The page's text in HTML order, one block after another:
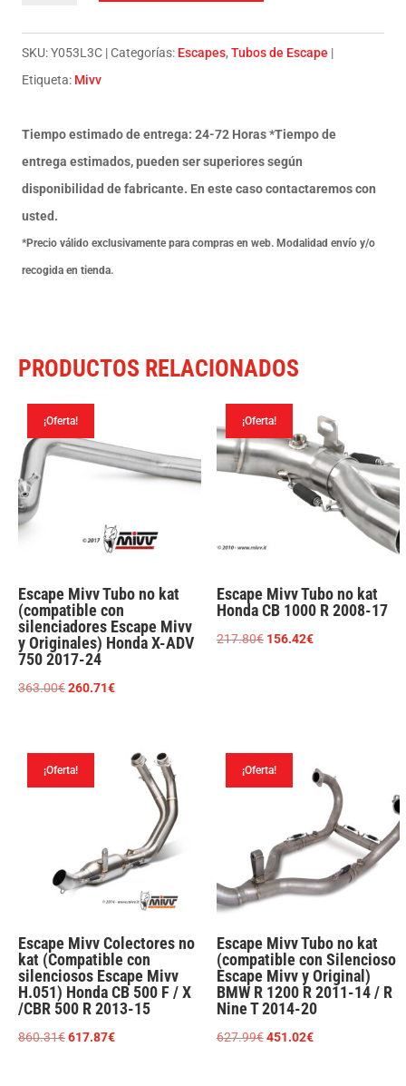
system
2x1
carbono
con
tapa
carbono
Yamaha
XSR
cantidad
SKU:Y053L3C Categorías: Escapes,Tubos de Escape
Etiqueta: Mivv
Tiempo estimado de entrega: 24-72 Horas *Tiempo de
entrega estimados, pueden ser superiores según
disponibilidad de fabricante. En este caso contactaremos con
usted.
*Precio válido exclusivamente para compras en web. Modalidad envío y/o
recogida en tienda.
PRODUCTOS RELACIONADOS
¡Oferta!
Escape Mivv Tubo no kat
(compatible con
silenciadores Escape Mivv
y Originales) Honda X-ADV
750 2017-24
363.00€El
era:
260.71€El
260.71€.
¡Oferta!
Escape Mivv Tubo no kat
Honda CB 1000 R 2008-17
217.80€ El
156.42€El
¡Oferta!
Escape Mivv Colectores no
kat (Compatible con
silenciosos Escape Mivv
H.051) Honda CB 500 F / X
/CBR 500 R 2013-15
860.31€El
617.87€El
¡Oferta!
Escape Mivv Tubo no kat
(compatible con Silencioso
Escape Mivv y Original)
BMW R 1200 R 2011-14 / R
Nine T 2014-20
627.99€El
451.02€El